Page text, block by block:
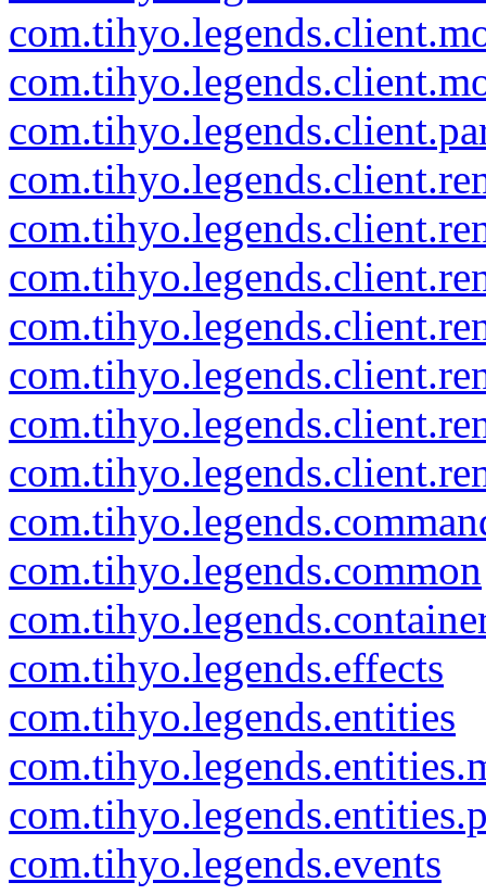
com.tihyo.legends.common
com.tihyo.legends.effects
com.tihyo.legends.entities
com.tihyo.legends.events